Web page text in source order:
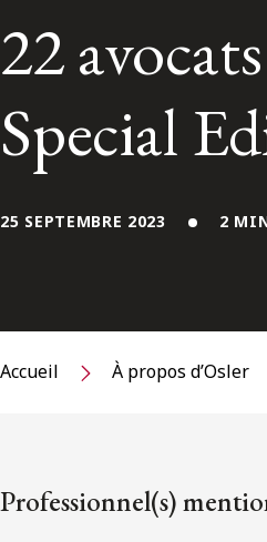
22
Special
25 SEPTEMBRE 2023 2
Accueil À propos d’Osler
Professionnel(s)